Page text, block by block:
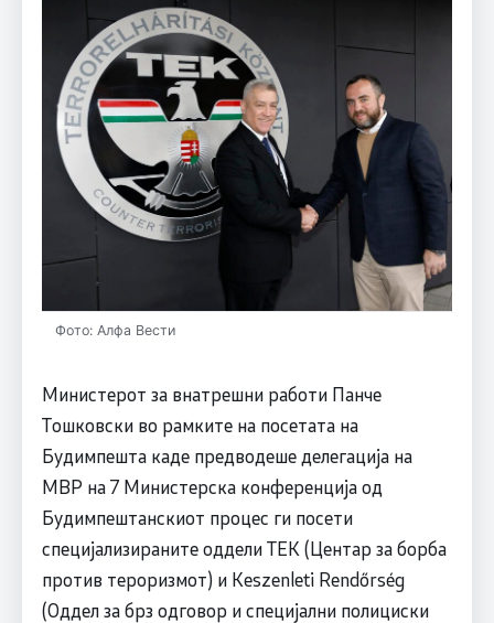
Фото: Алфа Вести
Министерот за внатрешни работи Панче
Тошковски во рамките на посетата на
Будимпешта каде предводеше делегација на
МВР на 7 Министерска конференција од
Будимпештанскиот процес ги посети
специјализираните оддели TEK (Центар за борба
против тероризмот) и Keszenleti Rendőrség
(Оддел за брз одговор и специјални полициски